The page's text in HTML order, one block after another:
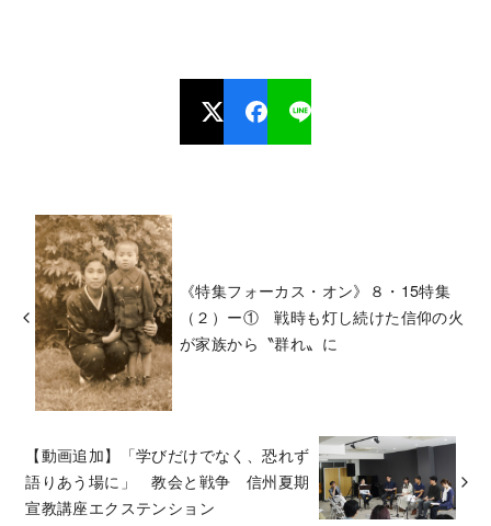
《特集フォーカス・オン》８・15特集
（２）ー① 戦時も灯し続けた信仰の火
が家族から〝群れ〟に
【動画追加】「学びだけでなく、恐れず
語りあう場に」 教会と戦争 信州夏期
宣教講座エクステンション